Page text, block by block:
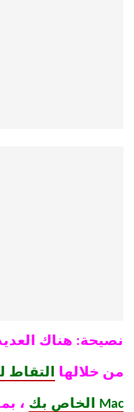
نصيحة: هناك
من خلالها
Mac الخاص بك ،